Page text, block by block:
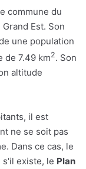
commune du
Est. Son
une population
de 7.49 km2. Son
altitude
il est
ne se soit pas
Dans ce cas, le
existe, le Plan